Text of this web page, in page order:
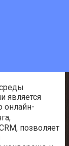
является
онлайн-
позволяет